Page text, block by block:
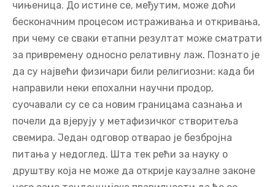
наилазимо на клизав терен. Отац модерне
социологије Огист Конт сматрао је да друштвени
свијет треба посматрати као свијет физикалних
чињеница. До истине се, међутим, може доћи
бесконачним процесом истраживања и откривања,
при чему се сваки етапни резултат може сматрати
за привремену односно релативну лаж. Познато је
да су највећи физичари били религиозни: када би
направили неки епохални научни продор,
суочавали су се са новим границама сазнања и
почели да вјерују у метафизичког створитеља